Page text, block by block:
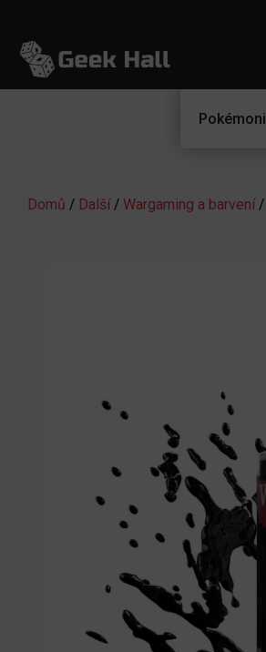
Pokémoni
Domů / Další / Wargaming a barvení /